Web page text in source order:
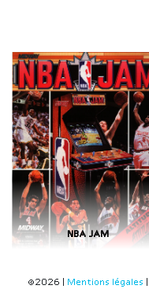
NBA JAM
©2026 | Mentions légales